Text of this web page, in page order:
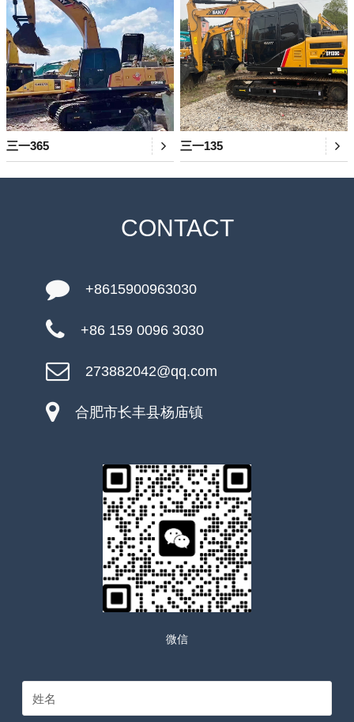
三一365 三一135
CONTACT
+8615900963030
+86 159 0096 3030
273882042@qq.com
合肥市长丰县杨庙镇
微信